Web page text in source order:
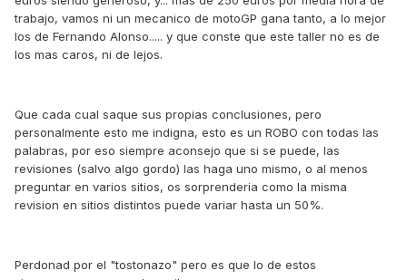
trabajo, vamos ni un mecanico de motoGP gana tanto, a lo mejor
los de Fernando Alonso..... y que conste que este taller no es de
los mas caros, ni de lejos.
Que cada cual saque sus propias conclusiones, pero
personalmente esto me indigna, esto es un ROBO con todas las
palabras, por eso siempre aconsejo que si se puede, las
revisiones (salvo algo gordo) las haga uno mismo, o al menos
preguntar en varios sitios, os sorprenderia como la misma
revision en sitios distintos puede variar hasta un 50%.
Perdonad por el "tostonazo" pero es que lo de estos